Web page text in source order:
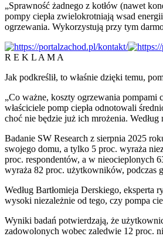
„Sprawność żadnego z kotłów (nawet
pompy ciepła zwielokrotniają wsad
ogrzewania. Wykorzystują przy tym
R E K L A M A
Jak podkreślił, to właśnie dzięki temu,
„Co ważne, koszty ogrzewania pompami
właściciele pomp ciepła odnotowali
choć nie będzie już ich mrożenia.
Badanie SW Research z sierpnia 2025
swojego domu, a tylko 5 proc. wyraża
proc. respondentów, a w nieocieplonych
wyraża 82 proc. użytkowników, podczas
Według Bartłomieja Derskiego,
wysoki niezależnie od tego, czy pompa
Wyniki badań potwierdzają, że
zadowolonych wobec zaledwie 12 proc.